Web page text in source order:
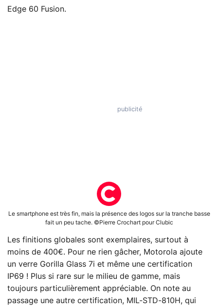
Edge 60 Fusion.
Le smartphone est très fin, mais la présence des logos sur la tranche basse
fait un peu tache. ©Pierre Crochart pour Clubic
Les finitions globales sont exemplaires, surtout à
moins de 400€. Pour ne rien gâcher, Motorola ajoute
un verre Gorilla Glass 7i et même une certification
IP69 ! Plus si rare sur le milieu de gamme, mais
toujours particulièrement appréciable. On note au
passage une autre certification, MIL-STD-810H, qui